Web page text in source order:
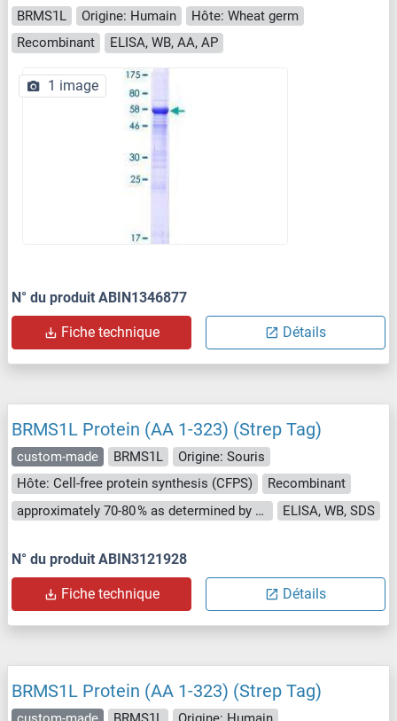
BRMS1L Origine: Humain
Hôte: Wheat germ
Recombinant
ELISA, WB, AA, AP
1 image
N° du produit ABIN1346877
Fiche technique Détails
BRMS1L Protein (AA 1-323) (Strep Tag)
custom-made BRMS1L
Origine: Souris
Hôte: Cell-free protein synthesis (CFPS)
Recombinant
approximately 70-80 % as determined by SDS PAGE, Western Blot and analytical SEC (HPLC).
ELISA, WB, SDS
N° du produit ABIN3121928
Fiche technique Détails
BRMS1L Protein (AA 1-323) (Strep Tag)